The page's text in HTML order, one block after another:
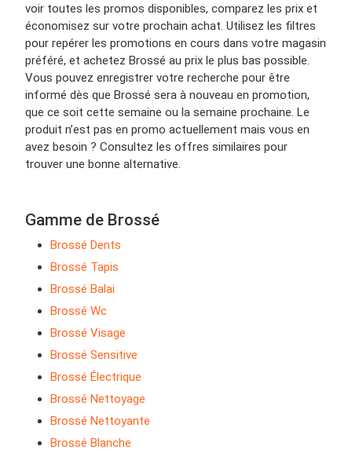
voir toutes les promos disponibles, comparez les prix et
économisez sur votre prochain achat. Utilisez les filtres
pour repérer les promotions en cours dans votre magasin
préféré, et achetez Brossé au prix le plus bas possible.
Vous pouvez enregistrer votre recherche pour être
informé dès que Brossé sera à nouveau en promotion,
que ce soit cette semaine ou la semaine prochaine. Le
produit n’est pas en promo actuellement mais vous en
avez besoin ? Consultez les offres similaires pour
trouver une bonne alternative.
Gamme de Brossé
Brossé Dents
Brossé Tapis
Brossé Balai
Brossé Wc
Brossé Visage
Brossé Sensitive
Brossé Électrique
Brossé Nettoyage
Brossé Nettoyante
Brossé Blanche